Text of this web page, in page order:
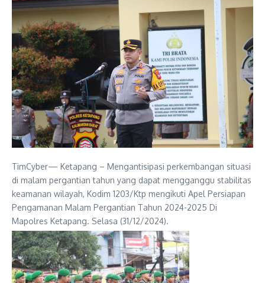
TimCyber— Ketapang – Mengantisipasi perkembangan situasi
di malam pergantian tahun yang dapat mengganggu stabilitas
keamanan wilayah, Kodim 1203/Ktp mengikuti Apel Persiapan
Pengamanan Malam Pergantian Tahun 2024-2025 Di
Mapolres Ketapang. Selasa (31/12/2024).